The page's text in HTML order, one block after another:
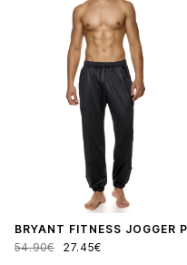
54.90€
27.45€